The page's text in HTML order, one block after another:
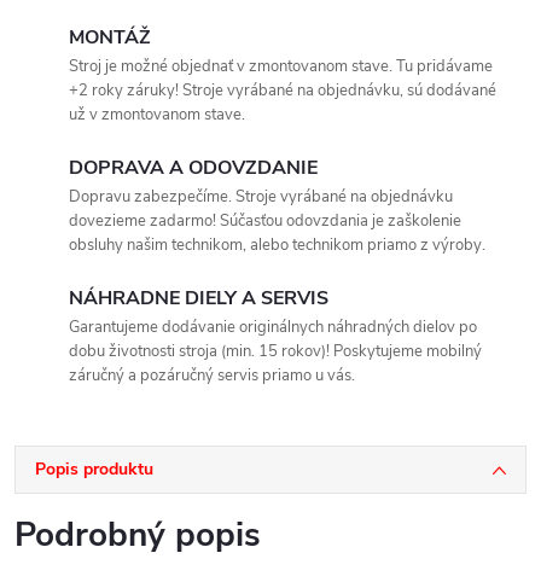
MONTÁŽ
Stroj je možné objednať v zmontovanom stave. Tu pridávame
+2 roky záruky! Stroje vyrábané na objednávku, sú dodávané
už v zmontovanom stave.
DOPRAVA A ODOVZDANIE
Dopravu zabezpečíme. Stroje vyrábané na objednávku
dovezieme zadarmo! Súčasťou odovzdania je zaškolenie
obsluhy našim technikom, alebo technikom priamo z výroby.
NÁHRADNE DIELY A SERVIS
Garantujeme dodávanie originálnych náhradných dielov po
dobu životnosti stroja (min. 15 rokov)! Poskytujeme mobilný
záručný a pozáručný servis priamo u vás.
Popis produktu
Podrobný popis